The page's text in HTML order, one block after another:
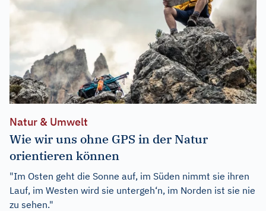
Natur & Umwelt
Wie wir uns ohne GPS in der Natur
orientieren können
"Im Osten geht die Sonne auf, im Süden nimmt sie ihren
Lauf, im Westen wird sie untergeh‘n, im Norden ist sie nie
zu sehen."